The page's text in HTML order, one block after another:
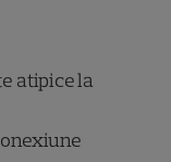
atipice la